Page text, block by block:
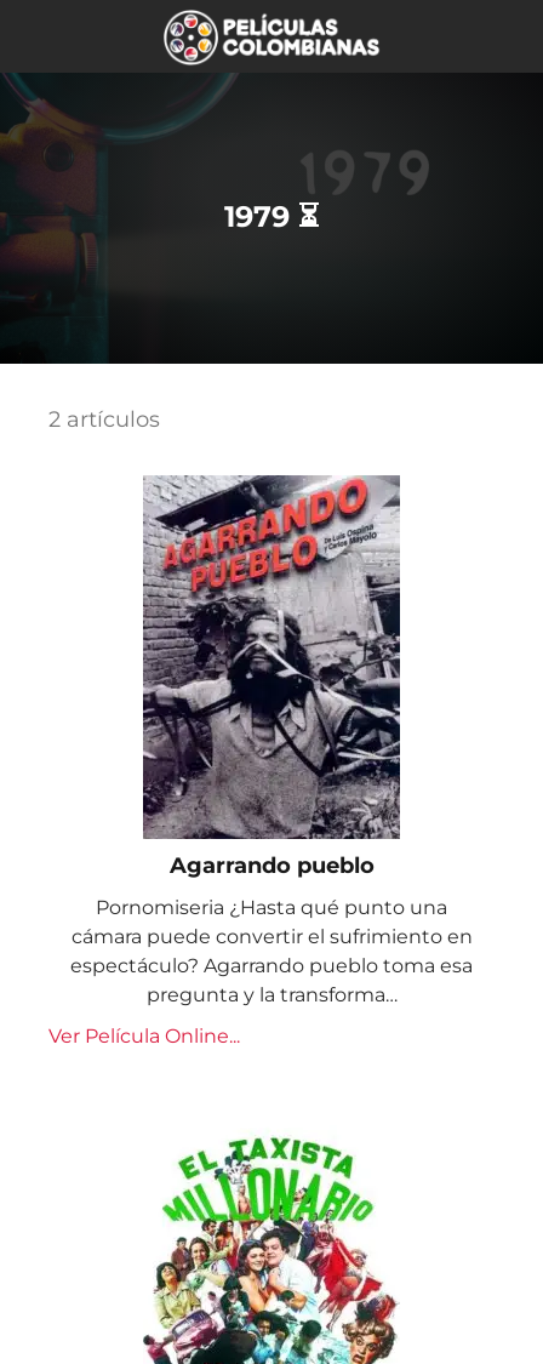
1979 ⏳
2 artículos
Agarrando pueblo
Pornomiseria ¿Hasta qué punto una
cámara puede convertir el sufrimiento en
espectáculo? Agarrando pueblo toma esa
pregunta y la transforma…
Ver Película Online...